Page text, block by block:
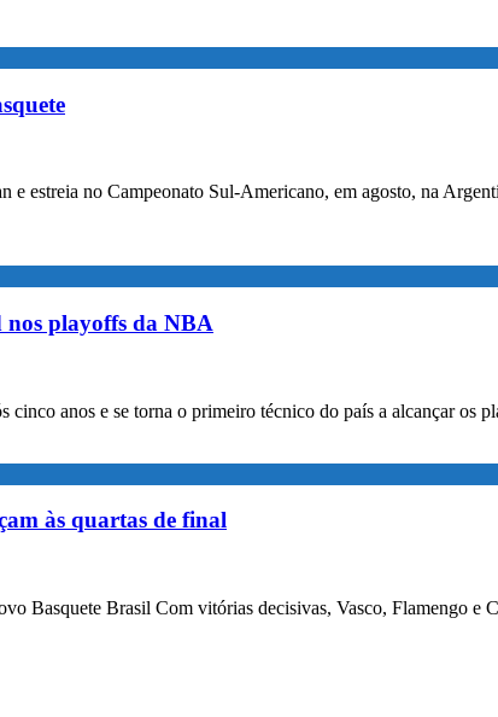
estreia no Campeonato Sul-Americano, em agosto, na
playoffs da NBA
cinco anos e se torna o primeiro técnico do país a alcançar
às quartas de final
Basquete Brasil Com vitórias decisivas, Vasco, Flamengo e